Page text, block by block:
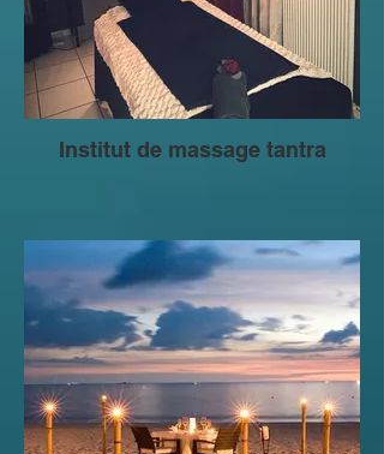
Institut de massage tantra